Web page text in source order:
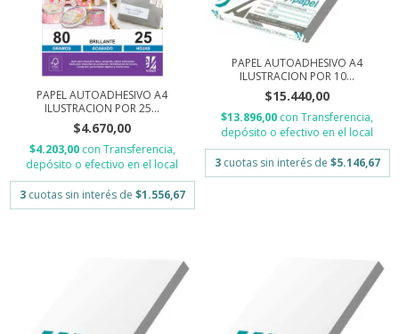
PAPEL AUTOADHESIVO A4
ILUSTRACION POR 25...
$4.670,00
$4.203,00 con Transferencia,
depósito o efectivo en el local
3 cuotas sin interés de $1.556,67
PAPEL AUTOADHESIVO A4
ILUSTRACION POR 10...
$15.440,00
$13.896,00 con Transferencia,
depósito o efectivo en el local
3 cuotas sin interés de $5.146,67